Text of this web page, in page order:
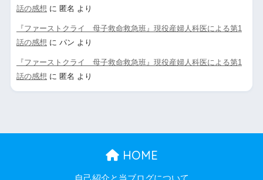
話の感想 に 匿名 より
『ファーストクライ 母子救命救急班』現役産婦人科医による第1
話の感想 に パン より
『ファーストクライ 母子救命救急班』現役産婦人科医による第1
話の感想 に 匿名 より
HOME